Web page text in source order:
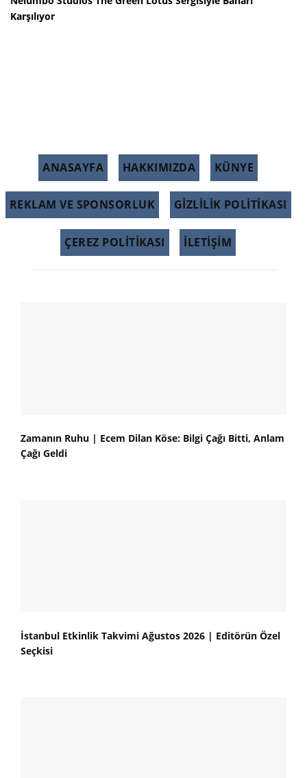
Karşılıyor
ANASAYFA HAKKIMIZDA KÜNYE
REKLAM VE SPONSORLUK GIZLILIK POLITIKASI
ÇEREZ POLITIKASI İLETİŞİM
Zamanın Ruhu | Ecem Dilan Köse: Bilgi Çağı Bitti, Anlam
Çağı Geldi
İstanbul Etkinlik Takvimi Ağustos 2026 | Editörün Özel
Seçkisi